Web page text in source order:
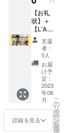
都道府
県・市
町村・
地域・
学校・
施設な
ど、自
由にご
記入く
ださ
い。理
由も併
せてご
記入い
ただけ
ます
までに
データ
もしく
は紙媒
体でお
送りい
ただく
形式に
なりま
す。
※「星」
はカ
ラー・
ロを問
いませ
ングの
進捗報
告、移
動型書
店の出
店情
報、
『星の
王子さ
ま』や
サン=テ
グジュ
ペリに
関する
情報な
をお渡
しする
ととも
に、出
店の際
のご相
談にも
乗りま
す（各
イベン
トへの
出店は
支援者
自身で
行なっ
やロゴ
を掲載
させて
いただ
きます
（個
人・法
人は問
いませ
ん）。
支援
時、必
ず備考
欄に掲
載を希
望され
【お礼
状】＋
【L'Am
usette(
ラ・
ミュ
ゼッ
ト)：お
楽しみ
本】＋
【店主
呼び出
し権】
『星の
王子さ
支援
者：
0人
お届
け予
定：
2023
年08
月
詳細を見る
こ
の
リ
タ
ー
ン
を
選